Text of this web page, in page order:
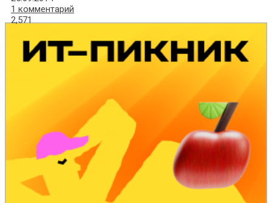
1 комментарий
2,571